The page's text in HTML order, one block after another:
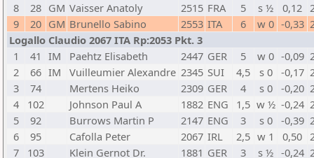
8
28 GM Vaisser Anatoly 2515 FRA 5 s ½ 0,12
9
20 GM Brunello Sabino 2553 ITA 6 w 0 -0,33
Logallo Claudio 2067 ITA Rp:2053 Pkt. 3
1
41 IM Paehtz Elisabeth 2447 GER 5 w 0 -0,09
2
66 IM Vuilleumier Alexandre 2345 SUI 4,5 s 0 -0,17
3
74 Mertens Heiko 2309 GER 4 s 0 -0,20
4
102 Johnson Paul A 1882 ENG 1,5 w ½ -0,24
5
92 Burrows Martin P 2147 ENG 3 s 0 -0,39
6
95 Cafolla Peter 2067 IRL 2,5 w 1 0,50
7
103 Klein Gernot Dr. 1881 GER 3 s ½ -0,24